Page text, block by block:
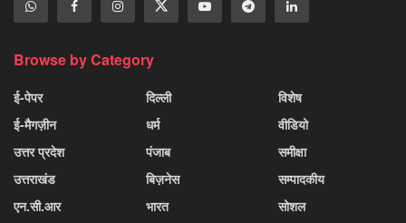
Browse by Category
ई-पेपर
ई-मैगज़ीन
उत्तर प्रदेश
उत्तराखंड
एन.सी.आर
दिल्ली
धर्म
पंजाब
बिज़नेस
भारत
विशेष
वीडियो
समीक्षा
सम्पादकीय
सोशल